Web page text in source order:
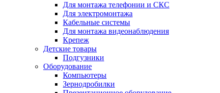
Для монтажа телефонии и СКС
Для электромонтажа
Кабельные системы
Для монтажа видеонаблюдения
Крепеж
Детские товары
Подгузники
Оборудование
Компьютеры
Зернодробилки